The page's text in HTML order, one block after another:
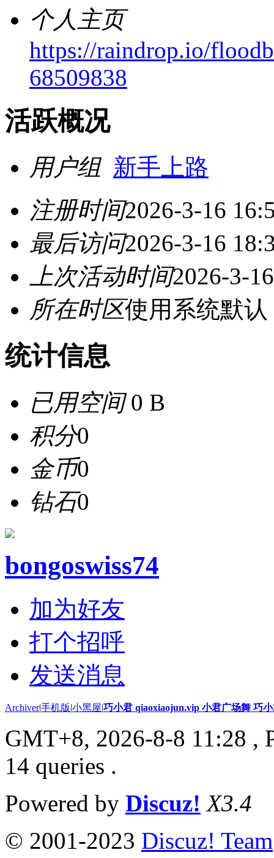
个人主页
https://raindrop.io/
68509838
活跃概况
用户组 新手上路
注册时间2026-3-16
最后访问2026-3-16
上次活动时间2026-3-
所在时区使用系统默认
统计信息
已用空间0 B
积分0
金币0
钻石0
bongoswiss74
加为好友
打个招呼
发送消息
Archiver|手机版|小黑屋|巧小君 qiaoxiaojun.vip 小君广场舞 巧
GMT+8, 2026-8-8 11:28 ,
14 queries .
Powered by Discuz! X3.4
© 2001-2023 Discuz! Team